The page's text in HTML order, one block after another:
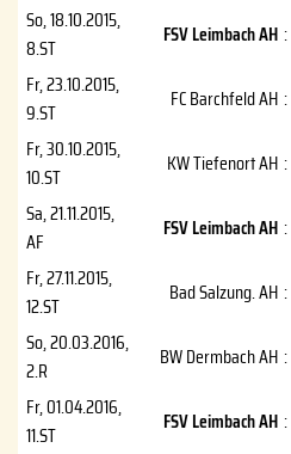
So, 18.10.2015,
8.ST
FSV Leimbach AH :
Fr, 23.10.2015,
9.ST
FC Barchfeld AH :
Fr, 30.10.2015,
10.ST
KW Tiefenort AH :
Sa, 21.11.2015,
AF
FSV Leimbach AH :
Fr, 27.11.2015,
12.ST
Bad Salzung. AH :
So, 20.03.2016,
2.R
BW Dermbach AH :
Fr, 01.04.2016,
11.ST
FSV Leimbach AH :